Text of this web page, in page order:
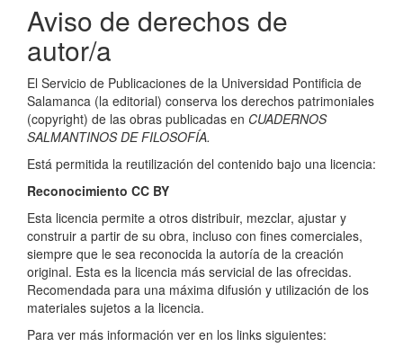
Aviso de derechos de
autor/a
El Servicio de Publicaciones de la Universidad Pontificia de
Salamanca (la editorial) conserva los derechos patrimoniales
(copyright) de las obras publicadas en CUADERNOS
SALMANTINOS DE FILOSOFÍA.
Está permitida la reutilización del contenido bajo una licencia:
Reconocimiento CC BY
Esta licencia permite a otros distribuir, mezclar, ajustar y
construir a partir de su obra, incluso con fines comerciales,
siempre que le sea reconocida la autoría de la creación
original. Esta es la licencia más servicial de las ofrecidas.
Recomendada para una máxima difusión y utilización de los
materiales sujetos a la licencia.
Para ver más información ver en los links siguientes: